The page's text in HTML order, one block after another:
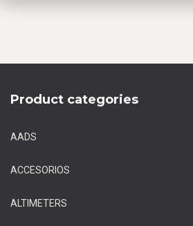
Product categories
AADS
ACCESORIOS
ALTIMETERS